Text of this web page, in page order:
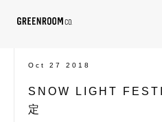
Oct 27 2018
SNOW LIGHT
定